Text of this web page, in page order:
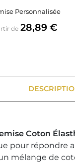
Personnalisée
de Prix
28,89 €
Coton
pour répondre
mélange de